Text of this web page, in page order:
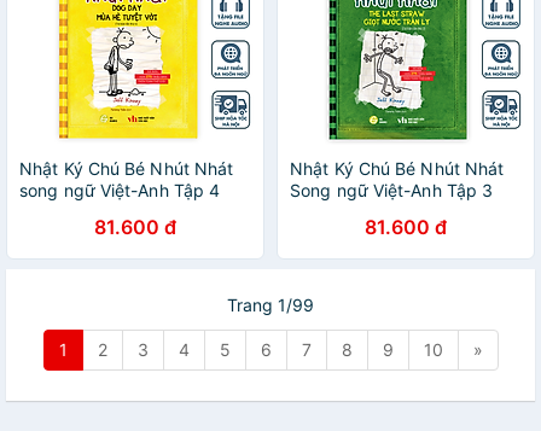
Nhật Ký Chú Bé Nhút Nhát
song ngữ Việt-Anh Tập 4
81.600 đ
Nhật Ký Chú Bé Nhút Nhát
Song ngữ Việt-Anh Tập 3
81.600 đ
Trang 1/99
1 2 3 4 5 6 7 8 9 10 »